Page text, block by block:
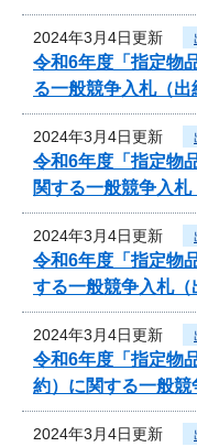
2024年3月4日更新
令和6年度「指定物
る一般競争入札（出
2024年3月4日更新
令和6年度「指定物
関する一般競争入札
2024年3月4日更新
令和6年度「指定物
する一般競争入札（
2024年3月4日更新
令和6年度「指定物
約）に関する一般競
2024年3月4日更新